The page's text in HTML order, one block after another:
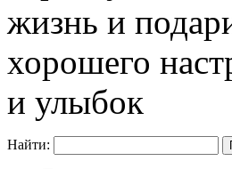
жизнь и
хорошего
и улыбок
Найти: